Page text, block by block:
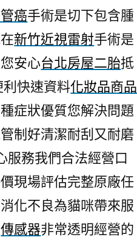
癌手術是切下包含腫
新竹近視雷射手術是
安心台北房屋二胎抵
快速資料化妝品商品
症狀優質您解決問題
制好清潔耐刮又耐磨
服務我們合法經營口
現場評估完整原廠任
化不良為貓咪帶來服
傳感器非常透明經營的